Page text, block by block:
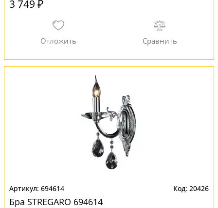
3 749 ₽
694614 20426
Бра STREGARO 694614